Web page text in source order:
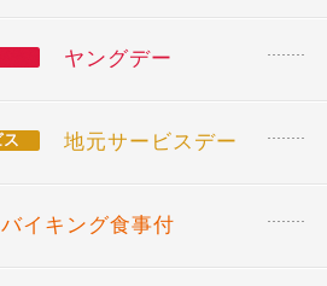
ヤングデー
地元サービスデー
バイキング食事付